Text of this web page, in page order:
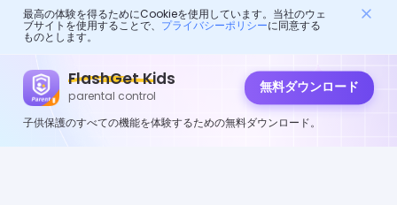
FlashGet Kids
parental control
無料ダウンロード
子供保護のすべての機能を体験するための無料ダウンロード。
最高の体験を得るためにCookieを使用しています。当社のウェ
ブサイトを使用することで、 プライバシーポリシーに同意する
ものとします。